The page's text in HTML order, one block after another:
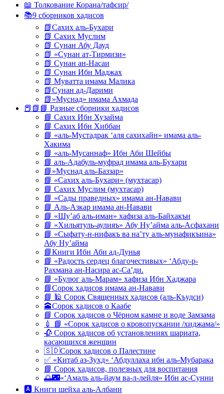
📖 Толкование Корана/тафсир/
📚9 сборников хадисов
📗Сахих аль-Бухари
📗 Сахих Муслим
📗 Сунан Абу Дауд
📗 «Сунан ат-Тирмизи»
📗 Сунан ан-Насаи
📗 Сунан Ибн Маджах
📗 Муватта имама Малика
📗Сунан ад-Дарими
📗»Муснад» имама Ахмада
📕📗📘 Разные сборники хадисов
📘 Сахих Ибн Хузайма
📘 Сахих Ибн Хиббан
📘 «аль-Мустадрак ‘аля сахихайн» имама аль-
Хакима
📘 «аль-Мусаннаф» Ибн Аби Шейбы
📘 аль-Адабуль-муфрад имама аль-Бухари
📘»Муснад аль-Баззар»
📘 «Сахих аль-Бухари» (мухтасар)
📘 Сахих Муслим (мухтасар)
📘 «Сады праведных» имама ан-Навави
📘 Аль-Азкар имама ан-Навави
📘 «Шу’аб аль-иман» хафиза аль-Байхакъи
📘 «Хильятуль-аулияъ» Абу Ну’айма аль-Асфахани
📘 «Сыфату-н-нифакъ ва на’ту аль-мунафикъина»
Абу Ну’айма
📘Книги Ибн Аби ад-Дунья
📘 «Радость сердец благочестивых» ‘Абду-р-
Рахмана ан-Насира ас-Са’ди.
📘 «Булюг аль-Марам» хафиза Ибн Хаджара
📘Сорок хадисов имама ан-Навави
📘 🕌 Сорок Священных хадисов (аль-Къудси)
🕋Сорок хадисов о Каабе
📘 Сорок хадисов о Чёрном камне и воде Замзама
💉 📘 «Сорок хадисов о кровопускании /хиджама/»
🥀 Сорок хадисов об установлениях шариата,
касающихся женщин
🇸🇩Сорок хадисов о Палестине
✅ «Китаб аз-Зухд» ‘Абдуллаха ибн аль-Мубарака
📘 Сорок хадисов, полезных для воспитания
🌅🌃«‘Амаль аль-йаум ва-л-лейля» Ибн ас-Сунни
🅰 Книги шейха аль-Албани